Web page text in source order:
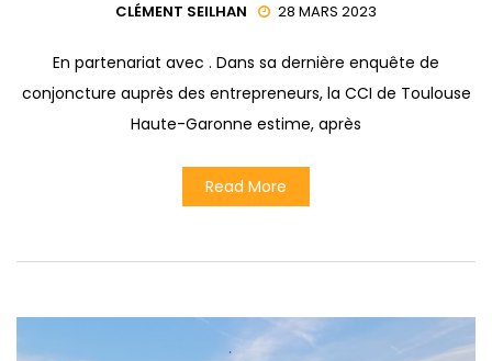
CLÉMENT SEILHAN 28 MARS 2023
En partenariat avec . Dans sa dernière enquête de
conjoncture auprès des entrepreneurs, la CCI de Toulouse
Haute-Garonne estime, après
Read More